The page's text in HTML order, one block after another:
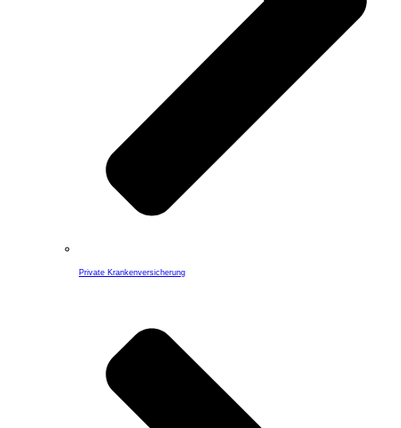
Private Krankenversicherung